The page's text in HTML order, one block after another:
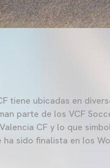
tiene ubicadas en
parte de los VCF
CF y lo que
sido finalista en los